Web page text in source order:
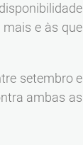
e às que
setembro e
ambas as